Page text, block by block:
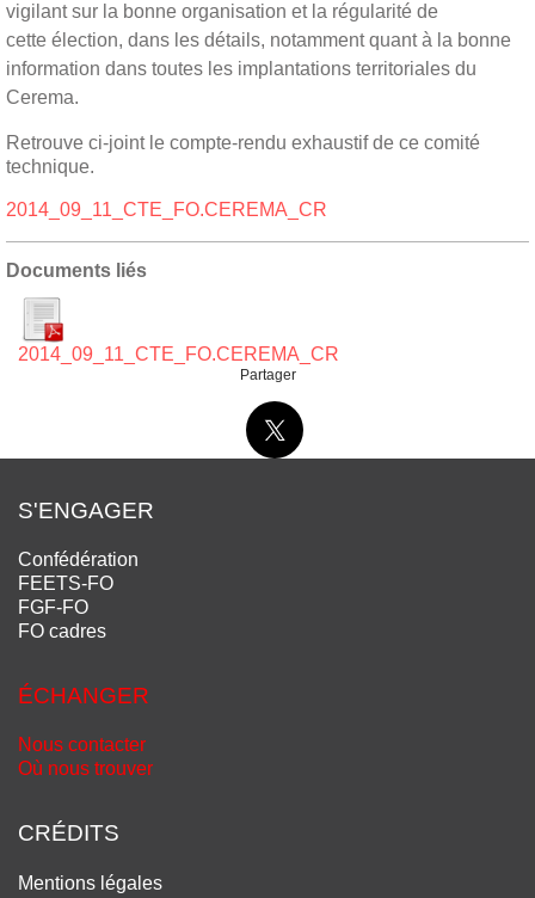
vigilant sur la bonne organisation et la régularité de
cette élection, dans les détails, notamment quant à la bonne
information dans toutes les implantations territoriales du
Cerema.
Retrouve ci-joint le compte-rendu exhaustif de ce comité
technique.
2014_09_11_CTE_FO.CEREMA_CR
Documents liés
2014_09_11_CTE_FO.CEREMA_CR
Partager
S'ENGAGER
Confédération
FEETS-FO
FGF-FO
FO cadres
ÉCHANGER
Nous contacter
Où nous trouver
CRÉDITS
Mentions légales